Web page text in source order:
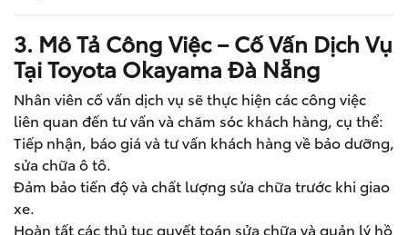
3. Mô Tả Công Việc – Cố Vấn Dịch Vụ
Tại Toyota Okayama Đà Nẵng
Nhân viên cố vấn dịch vụ sẽ thực hiện các công việc
liên quan đến tư vấn và chăm sóc khách hàng, cụ thể:
Tiếp nhận, báo giá và tư vấn khách hàng về bảo dưỡng,
sửa chữa ô tô.
Đảm bảo tiến độ và chất lượng sửa chữa trước khi giao
xe.
Hoàn tất các thủ tục quyết toán sửa chữa và quản lý hồ